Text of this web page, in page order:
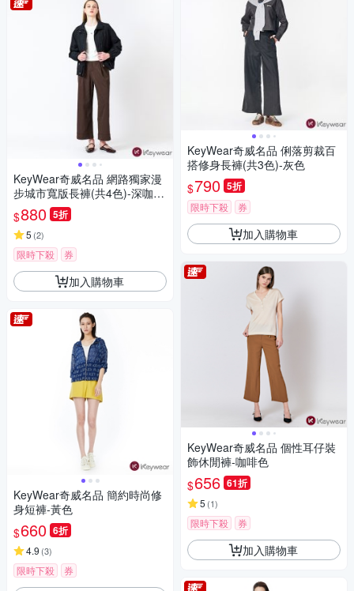
KeyWear奇威名品 網路獨家漫
步城市寬版長褲(共4色)-深咖啡
色
$880 5折
5 (2)
限時下殺 券
加入購物車
KeyWear奇威名品 簡約時尚修
身短褲-黃色
$660 6折
4.9 (3)
限時下殺 券
KeyWear奇威名品 俐落剪裁百
搭修身長褲(共3色)-灰色
$790 5折
限時下殺 券
加入購物車
KeyWear奇威名品 個性耳仔裝
飾休閒褲-咖啡色
$656 61折
5 (1)
限時下殺 券
加入購物車